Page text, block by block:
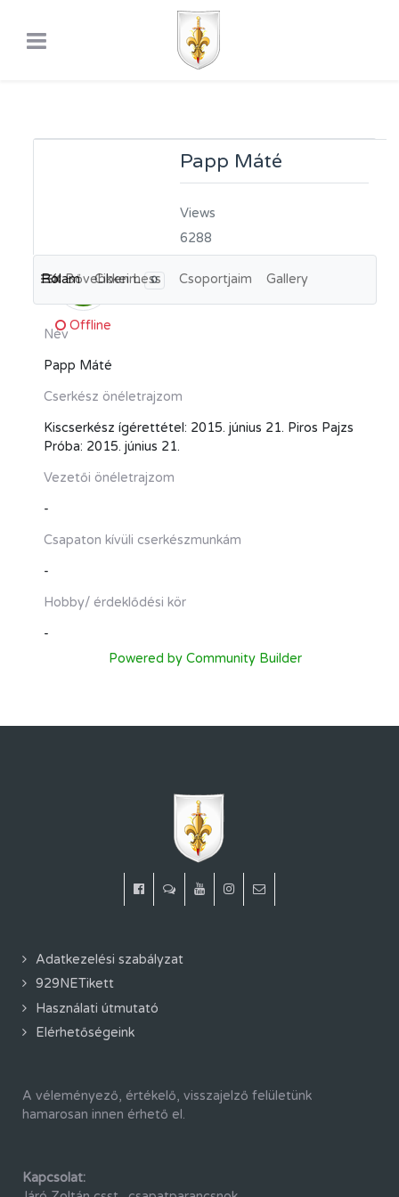
PM
Offline
Papp Máté
Views
6288
Rólam Cikkeim 0 Csoportjaim Gallery
Bővebben Less
Név
Papp Máté
Cserkész önéletrajzom
Kiscserkész ígérettétel: 2015. június 21. Piros Pajzs
Próba: 2015. június 21.
Vezetői önéletrajzom
-
Csapaton kívüli cserkészmunkám
-
Hobby/ érdeklődési kör
-
Powered by Community Builder
Adatkezelési szabályzat
929NETikett
Használati útmutató
Elérhetőségeink
A véleményező, értékelő, visszajelző felületünk
hamarosan innen érhető el.
Kapcsolat: